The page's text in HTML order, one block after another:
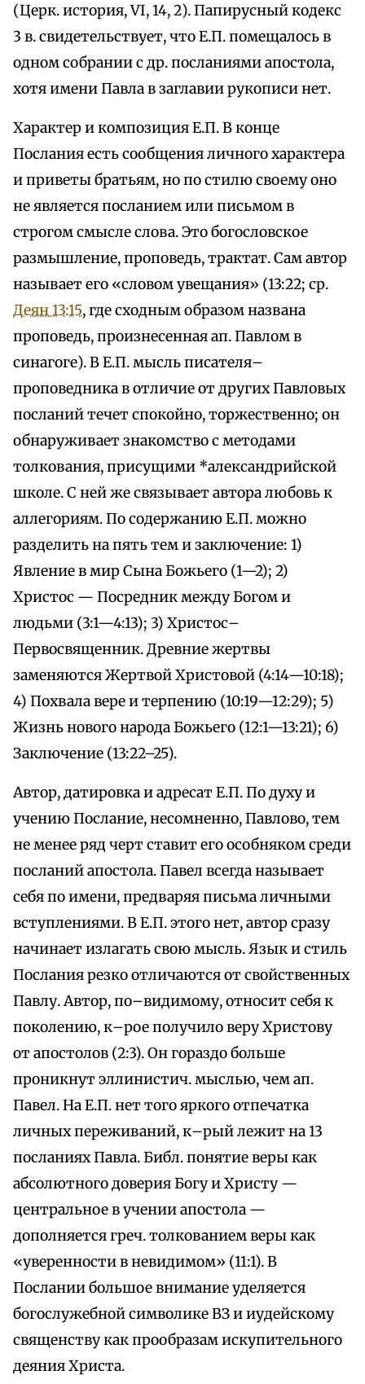
(Церк. история, VI, 14, 2). Папирусный кодекс
3 в. свидетельствует, что Е.П. помещалось в
одном собрании с др. посланиями апостола,
хотя имени Павла в заглавии рукописи нет.
Характер и композиция Е.П. В конце
Послания есть сообщения личного характера
и приветы братьям, но по стилю своему оно
не является посланием или письмом в
строгом смысле слова. Это богословское
размышление, проповедь, трактат. Сам автор
называет его «словом увещания» (13:22; ср.
Деян 13:15, где сходным образом названа
проповедь, произнесенная ап. Павлом в
синагоге). В Е.П. мысль писателя–
проповедника в отличие от других Павловых
посланий течет спокойно, торжественно; он
обнаруживает знакомство с методами
толкования, присущими *александрийской
школе. С ней же связывает автора любовь к
аллегориям. По содержанию Е.П. можно
разделить на пять тем и заключение: 1)
Явление в мир Сына Божьего (1—2); 2)
Христос — Посредник между Богом и
людьми (3:1—4:13); 3) Христос–
Первосвященник. Древние жертвы
заменяются Жертвой Христовой (4:14—10:18);
4) Похвала вере и терпению (10:19—12:29); 5)
Жизнь нового народа Божьего (12:1—13:21); 6)
Заключение (13:22–25).
Автор, датировка и адресат Е.П. По духу и
учению Послание, несомненно, Павлово, тем
не менее ряд черт ставит его особняком среди
посланий апостола. Павел всегда называет
себя по имени, предваряя письма личными
вступлениями. В Е.П. этого нет, автор сразу
начинает излагать свою мысль. Язык и стиль
Послания резко отличаются от свойственных
Павлу. Автор, по–видимому, относит себя к
поколению, к–рое получило веру Христову
от апостолов (2:3). Он гораздо больше
проникнут эллинистич. мыслью, чем ап.
Павел. На Е.П. нет того яркого отпечатка
личных переживаний, к–рый лежит на 13
посланиях Павла. Библ. понятие веры как
абсолютного доверия Богу и Христу —
центральное в учении апостола —
дополняется греч. толкованием веры как
«уверенности в невидимом» (11:1). В
Послании большое внимание уделяется
богослужебной символике ВЗ и иудейскому
священству как прообразам искупительного
деяния Христа.